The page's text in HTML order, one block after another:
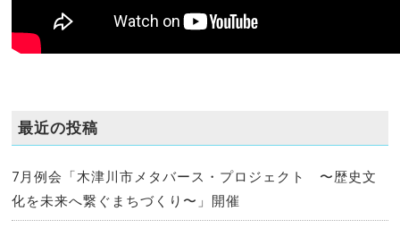
最近の投稿
7月例会「木津川市メタバース・プロジェクト 〜歴史文
化を未来へ繋ぐまちづくり〜」開催